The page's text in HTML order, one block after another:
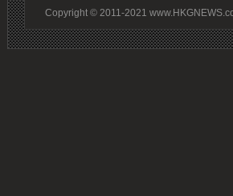
Copyright © 2011-2021